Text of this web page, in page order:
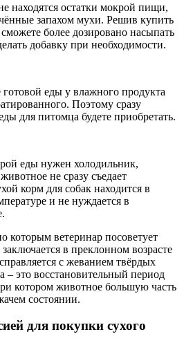
находятся остатки мокрой пищи,
запахом мухи. Решив купить
более дозировано насыпать
добавку при необходимости.
еды у влажного продукта
Поэтому сразу
для питомца будете приобретать.
еды нужен холодильник,
не сразу съедает
корм для собак находится в
и не нуждается в
которым ветеринар посоветует
в преклонном возрасте
с жеванием твёрдых
– это восстановительный период
котором животное большую часть
состоянии.
для покупки сухого